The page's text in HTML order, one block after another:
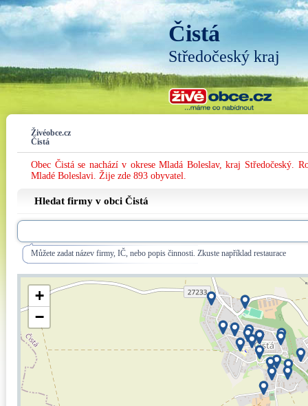
Čistá
Středočeský kraj
Živéobce.cz
Čistá
Obec Čistá se nachází v okrese Mladá Boleslav, kraj Středočeský.
Mladé Boleslavi. Žije zde 893 obyvatel.
Hledat firmy v obci Čistá
Můžete zadat název firmy, IČ, nebo popis činnosti. Zkuste například restaurace
+
−